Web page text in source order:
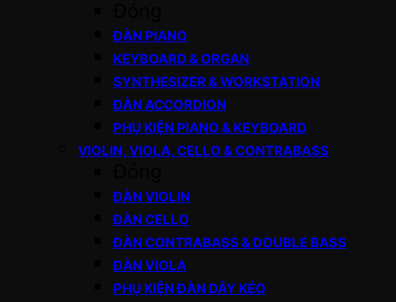
ĐÀN PIANO
KEYBOARD & ORGAN
SYNTHESIZER & WORKSTATION
ĐÀN ACCORDION
PHỤ KIỆN PIANO & KEYBOARD
VIOLIN, VIOLA, CELLO & CONTRABASS
ĐÀN VIOLIN
ĐÀN CELLO
ĐÀN CONTRABASS & DOUBLE BASS
ĐÀN VIOLA
PHỤ KIỆN ĐÀN DÂY KÉO